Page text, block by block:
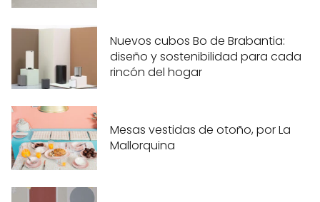
Nuevos cubos Bo de Brabantia:
diseño y sostenibilidad para cada
rincón del hogar
Mesas vestidas de otoño, por La
Mallorquina